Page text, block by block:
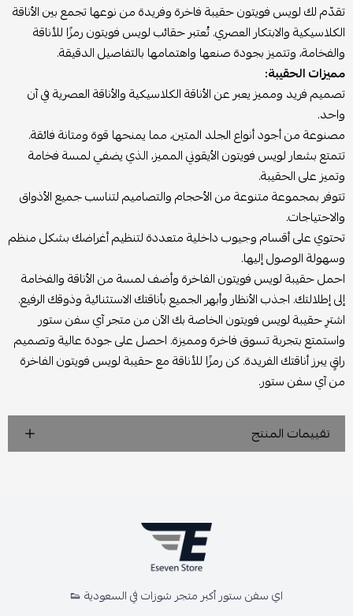
تقدّم لك لويس فويتون حقيبة فاخرة وفريدة من نوعها تجمع بين الأناقة
الكلاسيكية والابتكار العصري. تُعتبر حقائب لويس فويتون رمزًا للأناقة
والفخامة، وتتميز بجودة صنعها واهتمامها بالتفاصيل الدقيقة.
مميزات الحقيبة:
تصميم فريد ومميز يعبر عن الأناقة الكلاسيكية والأناقة العصرية في آن
واحد.
مصنوعة من أجود أنواع الجلد المتين، مما يمنحها قوة ومتانة فائقة.
تتمتع بشعار لويس فويتون الأيقوني المميز، الذي يضفي لمسة فخامة
وتميز على الحقيبة.
تتوفر بمجموعة متنوعة من الأحجام والتصاميم لتناسب جميع الأذواق
والاحتياجات.
تحتوي على أقسام وجيوب داخلية متعددة لتنظيم أغراضك بشكل منظم
وسهولة الوصول إليها.
احمل حقيبة لويس فويتون الفاخرة وأضف لمسة من الأناقة والفخامة
إلى إطلالتك. اجذب الأنظار وأبهر الجميع بأناقتك الاستثنائية وذوقك الرفيع.
اشترِ حقيبة لويس فويتون الخاصة بك الآن من متجر آي سفن ستور
واستمتع بتجربة تسوق فاخرة ومميزة. احصل على جودة عالية وتصميم
راقٍ يبرز أناقتك الفريدة. كن رمزًا للأناقة مع حقيبة لويس فويتون الفاخرة
من آي سفن ستور.
تقييمات المنتج
اي سفن ستور أكبر متجر شوزات في السعودية 👟